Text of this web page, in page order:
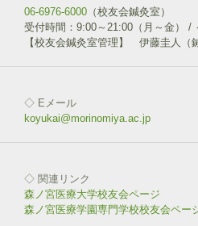
06-6976-6000 （校友会鍼灸室）
受付時間：9:00～21:00（月～金） /
【校友会鍼灸室管理】 伊藤圭人（
◇ Eメール
koyukai@morinomiya.ac.jp
◇ 関連リンク
森ノ宮医療大学校友会ページ
森ノ宮医療学園専門学校校友会ペー